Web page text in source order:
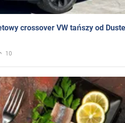
crossover VW tańszy od
10